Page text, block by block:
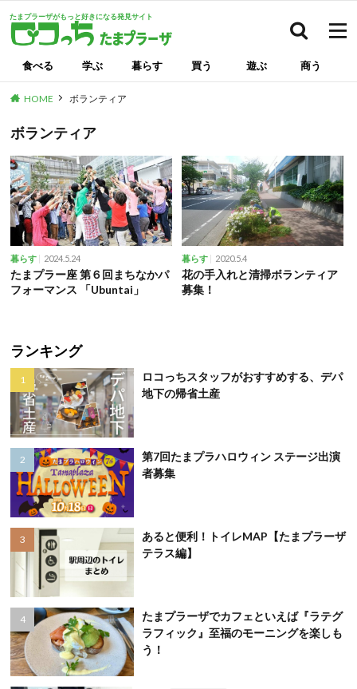
たまプラーザがもっと好きになる発見サイト
食べる 学ぶ 暮らす 買う 遊ぶ 商う
HOME ボランティア
ボランティア
暮らす 2024.5.24
たまプラー座 第６回まちなかパ
フォーマンス 「Ubuntai」
暮らす 2020.5.4
花の手入れと清掃ボランティア
募集！
ランキング
ロコっちスタッフがおすすめする、デパ
地下の帰省土産
第7回たまプラハロウィン ステージ出演
者募集
あると便利！トイレMAP【たまプラーザ
テラス編】
たまプラーザでカフェといえば『ラテグ
ラフィック』至福のモーニングを楽しも
う！